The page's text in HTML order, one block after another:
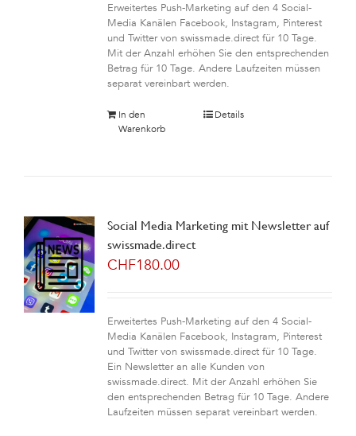
Erweitertes Push-Marketing auf den 4 Social-
Media Kanälen Facebook, Instagram, Pinterest
und Twitter von swissmade.direct für 10 Tage.
Mit der Anzahl erhöhen Sie den entsprechenden
Betrag für 10 Tage. Andere Laufzeiten müssen
separat vereinbart werden.
In den
Warenkorb
Details
Social Media Marketing mit Newsletter auf
swissmade.direct
CHF180.00
Erweitertes Push-Marketing auf den 4 Social-
Media Kanälen Facebook, Instagram, Pinterest
und Twitter von swissmade.direct für 10 Tage.
Ein Newsletter an alle Kunden von
swissmade.direct. Mit der Anzahl erhöhen Sie
den entsprechenden Betrag für 10 Tage. Andere
Laufzeiten müssen separat vereinbart werden.